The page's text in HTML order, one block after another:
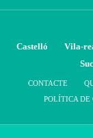
Castelló Vila-
CONTACTE
POLÍTICA DE